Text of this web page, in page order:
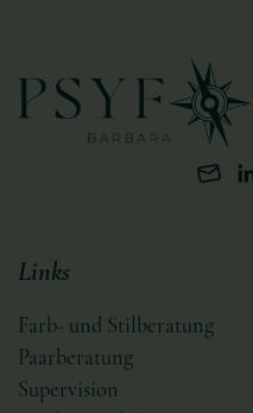
Links
Farb- und Stilberatung
Paarberatung
Supervision